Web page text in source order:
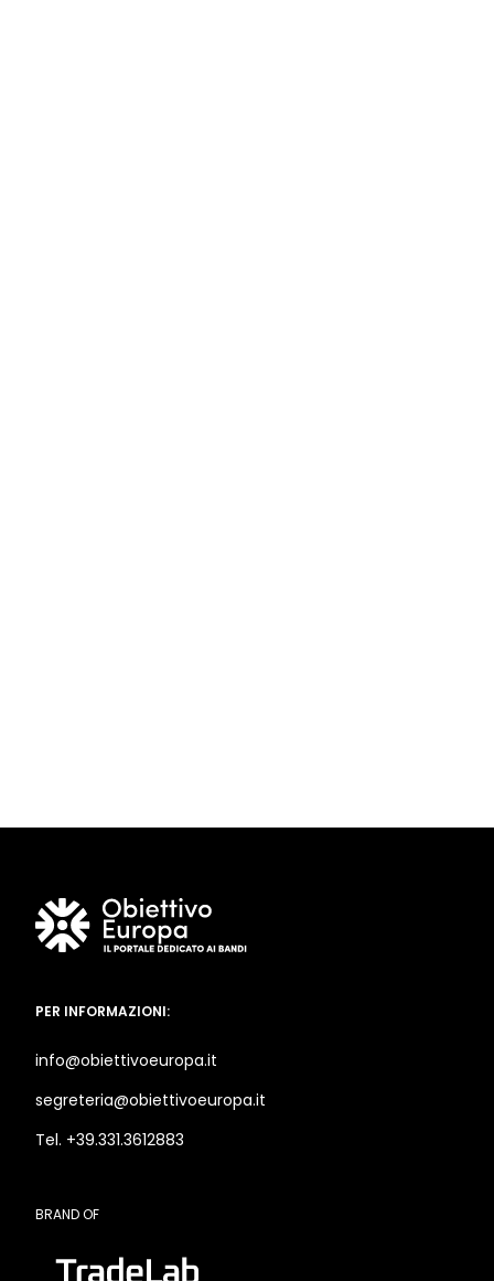
PER INFORMAZIONI:
info@obiettivoeuropa.it
segreteria@obiettivoeuropa.it
Tel. +39.331.3612883
BRAND OF